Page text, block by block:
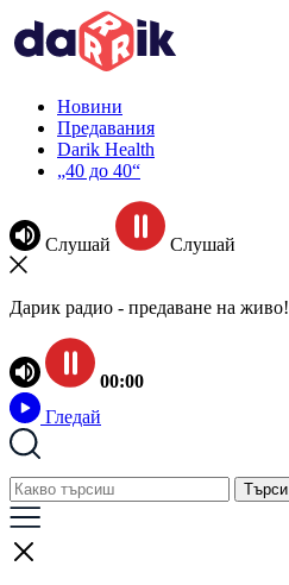
Новини
Предавания
Darik Health
„40 до 40“
Слушай Слушай
Дарик радио - предаване на живо!
00:00
Гледай